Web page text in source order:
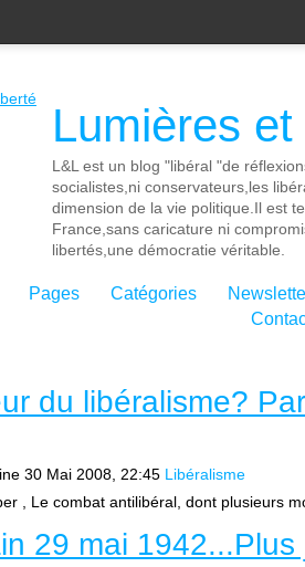
Lumières
L&L est un blog "libéral "de
socialistes,ni conservateurs,les
dimension de la vie politique.Il est
France,sans caricature ni
libertés,une démocratie véritable.
Pages Catégories
du libéralisme?
30 Mai 2008, 22:45 Libéralisme
, Le combat antilibéral, dont plusieurs
29 mai 1942...Plus